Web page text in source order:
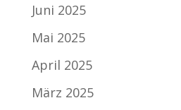
Juni 2025
Mai 2025
April 2025
März 2025